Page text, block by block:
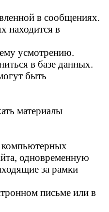
в сообщениях.
находится в
усмотрению.
в базе данных.
быть
материалы
компьютерных
одновременную
за рамки
письме или в